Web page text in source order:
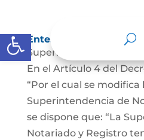
Abrir barra de herramientas
Entes y autoridades
Superintendencia de
En el Artículo 4 del
“Por el cual se
Superintendencia de
se dispone que: “La
Notariado y Registro